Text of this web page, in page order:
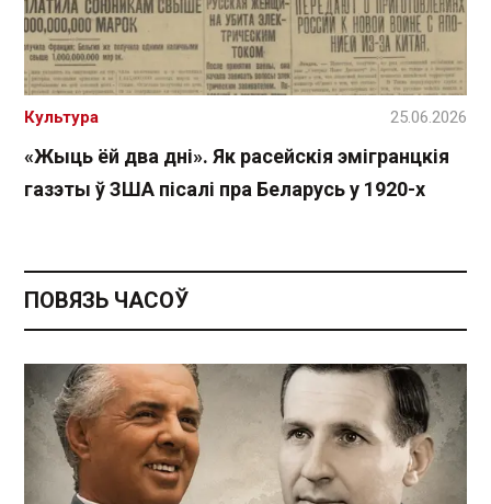
«Жыць ёй два дні». Як расейскія эмігранцкія
газэты ў ЗША пісалі пра Беларусь у 1920-х
Культура 25.06.2026
ПОВЯЗЬ ЧАСОЎ